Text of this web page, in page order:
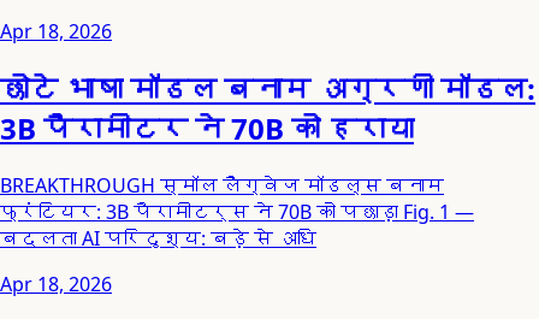
Apr 18, 2026
छोटे भाषा मॉडल बनाम अग्रणी मॉडल:
3B पैरामीटर ने 70B को हराया
BREAKTHROUGH स्मॉल लैंग्वेज मॉडल्स बनाम
फ्रंटियर: 3B पैरामीटर्स ने 70B को पछाड़ा Fig. 1 —
बदलता AI परिदृश्य: बड़े से अधि
Apr 18, 2026